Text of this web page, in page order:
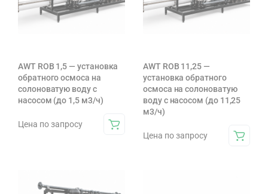
AWT ROB 1,5 — установка
обратного осмоса на
солоноватую воду с
насосом (до 1,5 м3/ч)
Цена по запросу
AWT ROB 11,25 —
установка обратного
осмоса на солоноватую
воду с насосом (до 11,25
м3/ч)
Цена по запросу